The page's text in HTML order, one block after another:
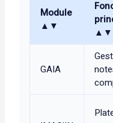
Module
▲▼
▲▼
GAIA